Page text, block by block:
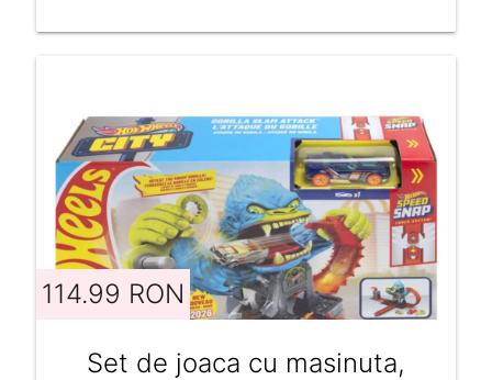
114.99 RON
Set de joaca cu masinuta,